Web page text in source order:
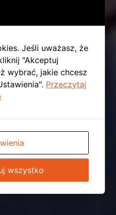
Jeśli uważasz, że
"Akceptuj
wybrać, jakie chcesz
Przeczytaj
wszystko